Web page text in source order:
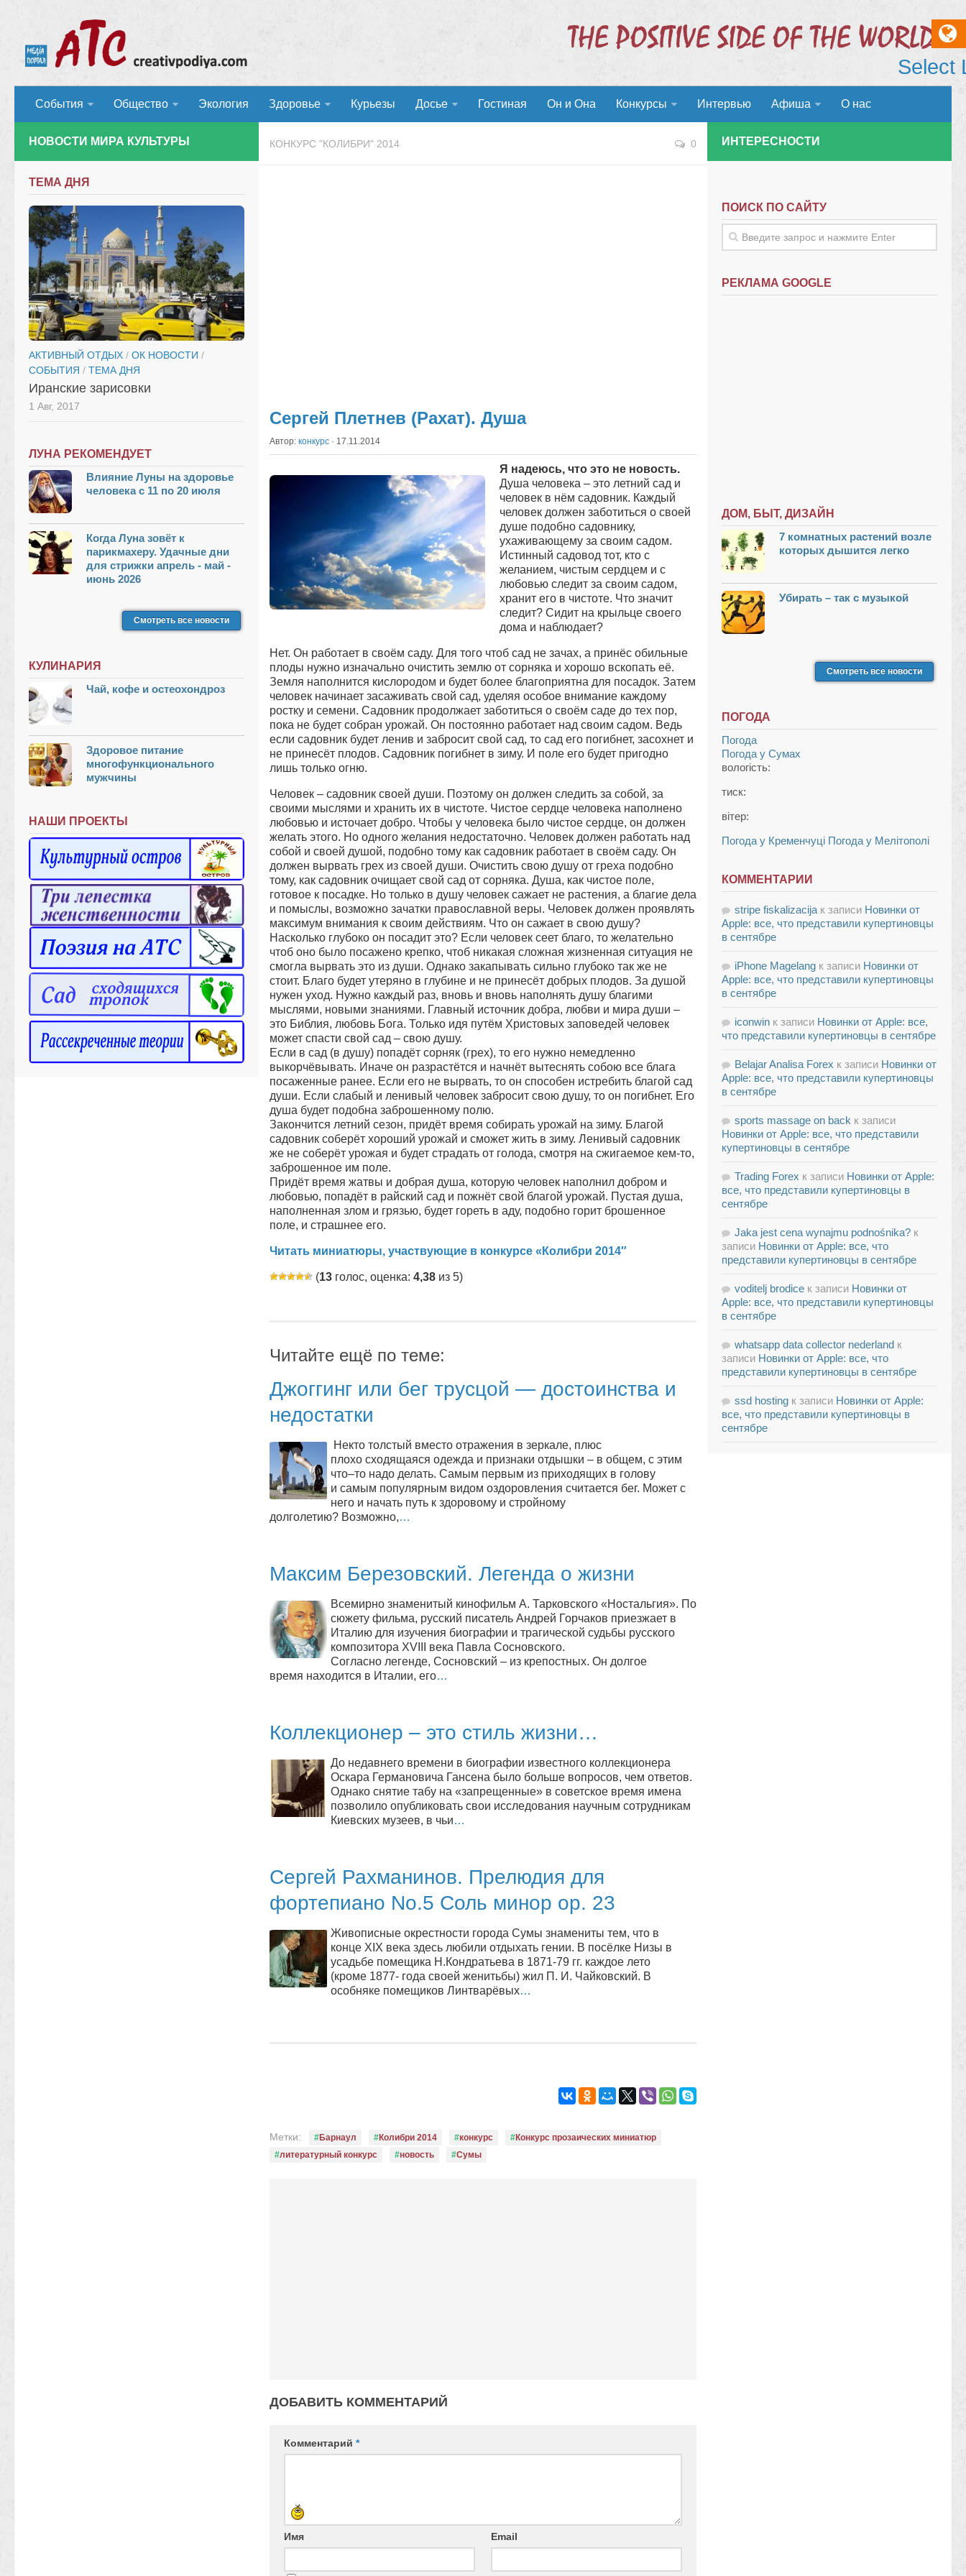
События Общество Экология Здоровье Курьезы Досье Гостиная Он и Она Конкурсы Интервью Афиша О нас
КОНКУРС "КОЛИБРИ" 2014 0
Сергей Плетнев (Рахат). Душа
Автор: конкурс · 17.11.2014
Я надеюсь, что это не новость.
Душа человека – это летний сад и
человек в нём садовник. Каждый
человек должен заботиться о своей
душе подобно садовнику,
ухаживающему за своим садом.
Истинный садовод тот, кто с
желанием, чистым сердцем и с
любовью следит за своим садом,
хранит его в чистоте. Что значит
следит? Сидит на крыльце своего
дома и наблюдает?
Нет. Он работает в своём саду. Для того чтоб сад не зачах, а принёс обильные
плоды нужно изначально очистить землю от сорняка и хорошо вскопать её.
Земля наполнится кислородом и будет более благоприятна для посадок. Затем
человек начинает засаживать свой сад, уделяя особое внимание каждому
ростку и семени. Садовник продолжает заботиться о своём саде до тех пор,
пока не будет собран урожай. Он постоянно работает над своим садом. Ведь
если садовник будет ленив и забросит свой сад, то сад его погибнет, засохнет и
не принесёт плодов. Садовник погибнет в зиму. И поле его будет пригодно
лишь только огню.
Человек – садовник своей души. Поэтому он должен следить за собой, за
своими мыслями и хранить их в чистоте. Чистое сердце человека наполнено
любовью и источает добро. Чтобы у человека было чистое сердце, он должен
желать этого. Но одного желания недостаточно. Человек должен работать над
собой и своей душой, подобно тому как садовник работает в своём саду. Он
должен вырвать грех из своей души. Очистить свою душу от греха подобно
тому, как садовник очищает свой сад от сорняка. Душа, как чистое поле,
готовое к посадке. Но только в душу человек сажает не растения, а благие дела
и помыслы, возможно зачатки православной веры. Человек должен проявлять
максимум внимания к своим действиям. Что он сажает в свою душу?
Насколько глубоко он посадит это? Если человек сеет благо, то желательно
чтоб оно было посажено крепко, чтоб никакая сложная жизненная ситуация не
смогла вырвать это из души. Однако закапывать сильно глубоко так же не
стоит. Благо будет утеряно в глубине и не принесёт добрых плодов. За душой
нужен уход. Нужно каждый раз, вновь и вновь наполнять душу благими
мыслями, новыми знаниями. Главный источник добра, любви и мира души –
это Библия, любовь Бога. Только идя путём Христовых заповедей человек
может спасти свой сад – свою душу.
Если в сад (в душу) попадёт сорняк (грех), то его нужно немедленно
выкорчёвывать. Иначе он разрастётся и начнёт вытеснять собою все блага
посаженные ранее. Если его не вырвать, то он способен истребить благой сад
души. Если слабый и ленивый человек забросит свою душу, то он погибнет. Его
душа будет подобна заброшенному полю.
Закончится летний сезон, придёт время собирать урожай на зиму. Благой
садовник соберёт хороший урожай и сможет жить в зиму. Ленивый садовник
же не соберёт урожая и будет страдать от голода, смотря на сжигаемое кем-то,
заброшенное им поле.
Придёт время жатвы и добрая душа, которую человек наполнил добром и
любовью, попадёт в райский сад и пожнёт свой благой урожай. Пустая душа,
наполненная злом и грязью, будет гореть в аду, подобно горит брошенное
поле, и страшнее его.
Читать миниатюры, участвующие в конкурсе «Колибри 2014″
(13 голос, оценка: 4,38 из 5)
Читайте ещё по теме:
Джоггинг или бег трусцой — достоинства и
недостатки
Некто толстый вместо отражения в зеркале, плюс
плохо сходящаяся одежда и признаки отдышки – в общем, с этим
что–то надо делать. Самым первым из приходящих в голову
и самым популярным видом оздоровления считается бег. Может с
него и начать путь к здоровому и стройному
долголетию? Возможно,…
Максим Березовский. Легенда о жизни
Всемирно знаменитый кинофильм А. Тарковского «Ностальгия». По
сюжету фильма, русский писатель Андрей Горчаков приезжает в
Италию для изучения биографии и трагической судьбы русского
композитора XVIII века Павла Сосновского.
Согласно легенде, Сосновский – из крепостных. Он долгое
время находится в Италии, его…
Коллекционер – это стиль жизни…
До недавнего времени в биографии известного коллекционера
Оскара Германовича Гансена было больше вопросов, чем ответов.
Однако снятие табу на «запрещенные» в советское время имена
позволило опубликовать свои исследования научным сотрудникам
Киевских музеев, в чьи…
Сергей Рахманинов. Прелюдия для
фортепиано No.5 Соль минор op. 23
Живописные окрестности города Сумы знамениты тем, что в
конце XIX века здесь любили отдыхать гении. В посёлке Низы в
усадьбе помещика Н.Кондратьева в 1871-79 гг. каждое лето
(кроме 1877- года своей женитьбы) жил П. И. Чайковский. В
особняке помещиков Линтварёвых…
Метки: Барнаул Колибри 2014 конкурс
Конкурс прозаических миниатюр
литературный конкурс
новость Сумы
ДОБАВИТЬ КОММЕНТАРИЙ
Комментарий *
Имя Email
НОВОСТИ МИРА КУЛЬТУРЫ
ТЕМА ДНЯ
АКТИВНЫЙ ОТДЫХ / ОК НОВОСТИ /
СОБЫТИЯ / ТЕМА ДНЯ
Иранские зарисовки
1 Авг, 2017
ЛУНА РЕКОМЕНДУЕТ
Влияние Луны на здоровье
человека с 11 по 20 июля
Когда Луна зовёт к
парикмахеру. Удачные дни
для стрижки апрель - май -
июнь 2026
Смотреть все новости
КУЛИНАРИЯ
Чай, кофе и остеохондроз
Здоровое питание
многофункционального
мужчины
НАШИ ПРОЕКТЫ
ИНТЕРЕСНОСТИ
ПОИСК ПО САЙТУ
РЕКЛАМА GOOGLE
ДОМ, БЫТ, ДИЗАЙН
7 комнатных растений возле
которых дышится легко
Убирать – так с музыкой
Смотреть все новости
ПОГОДА
Погода
Погода у Сумах
вологість:
тиск:
вітер:
Погода у Кременчуці Погода у Мелітополі
КОММЕНТАРИИ
stripe fiskalizacija к записи Новинки от
Apple: все, что представили купертиновцы
в сентябре
iPhone Magelang к записи Новинки от
Apple: все, что представили купертиновцы
в сентябре
iconwin к записи Новинки от Apple: все,
что представили купертиновцы в сентябре
Belajar Analisa Forex к записи Новинки от
Apple: все, что представили купертиновцы
в сентябре
sports massage on back к записи
Новинки от Apple: все, что представили
купертиновцы в сентябре
Trading Forex к записи Новинки от Apple:
все, что представили купертиновцы в
сентябре
Jaka jest cena wynajmu podnośnika? к
записи Новинки от Apple: все, что
представили купертиновцы в сентябре
voditelj brodice к записи Новинки от
Apple: все, что представили купертиновцы
в сентябре
whatsapp data collector nederland к
записи Новинки от Apple: все, что
представили купертиновцы в сентябре
ssd hosting к записи Новинки от Apple:
все, что представили купертиновцы в
сентябре
Select